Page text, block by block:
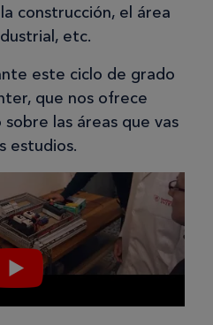
construcción, el área
etc.
este ciclo de grado
que nos ofrece
las áreas que vas
estudios.